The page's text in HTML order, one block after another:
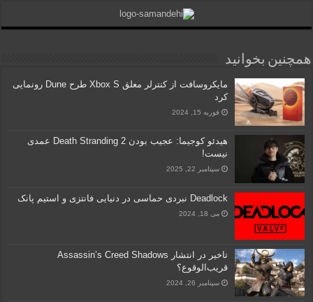
همچنین بخوانید
مایکروسافت از کنترلر معلق Xbox S طرح Dune رونمایی
کرد
فوریه 15, 2024
هیدئو کوجیما: عجیب بودن Death Stranding 2 عمدی
نیست!
سپتامبر 22, 2025
Deadlock نبردی حماسی در دنیایی فانتزی و استیم پانک
می 18, 2024
تاخیر در انتشار Assassin’s Creed Shadows
قریب‌الوقوع؟
سپتامبر 26, 2024